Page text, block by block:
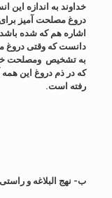
خداوند به اندازه این
دروغ مصلحت آمیز
اشاره هم که شده
دانست که وقتی دروغ
به تشخیص ومصلحت
که در ذم دروغ این
رفته است.
ب- نهج البلاغه و راستی